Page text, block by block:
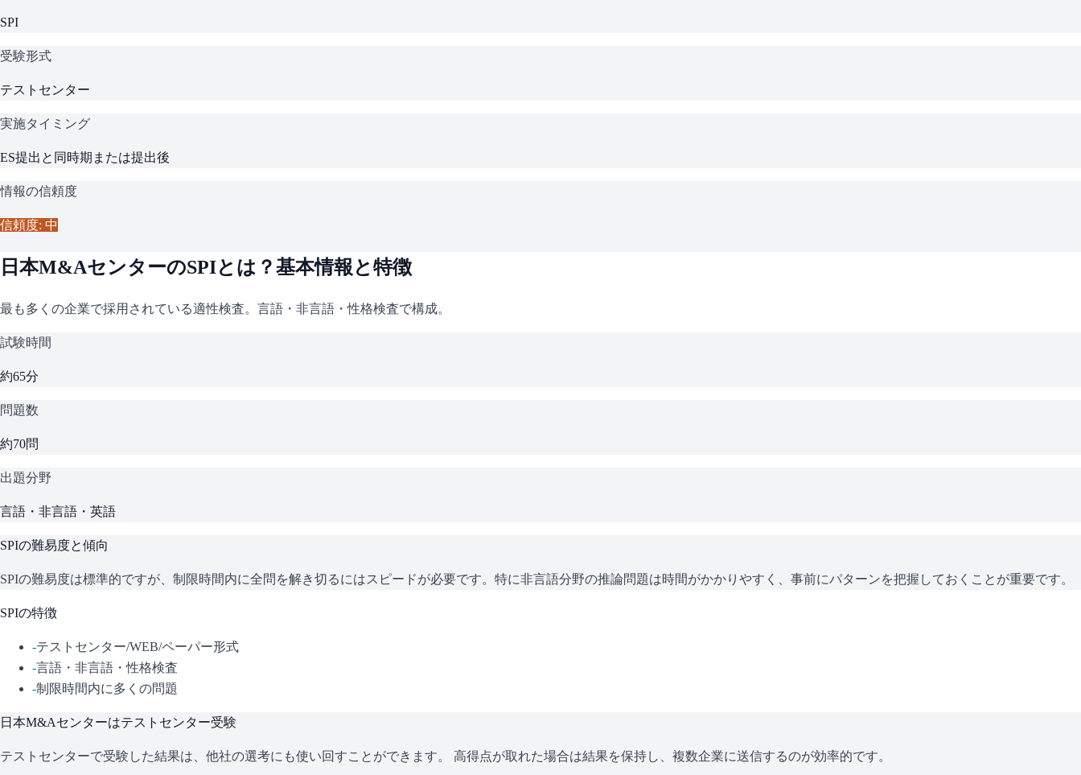
SPI
受験形式
テストセンター
実施タイミング
ES提出と同時期または提出後
情報の信頼度
信頼度: 中
日本M&AセンターのSPIとは？基本情報と特徴
最も多くの企業で採用されている適性検査。言語・非言語・性格検査で構成。
試験時間
約65分
問題数
約70問
出題分野
言語・非言語・英語
SPIの難易度と傾向
SPIの難易度は標準的ですが、制限時間内に全問を解き切るにはスピードが必要です。特に非言語分野の推論問題は時間がかかりやすく、事前にパターンを把握しておくことが重要です。
SPIの特徴
-テストセンター/WEB/ペーパー形式
-言語・非言語・性格検査
-制限時間内に多くの問題
日本M&Aセンターはテストセンター受験
テストセンターで受験した結果は、他社の選考にも使い回すことができます。 高得点が取れた場合は結果を保持し、複数企業に送信するのが効率的です。